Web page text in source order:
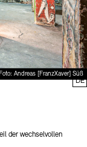
Andreas [FranzXaver] Süß
der wechselvollen
DE